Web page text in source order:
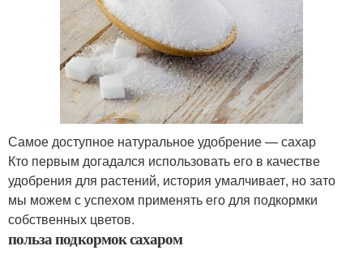
Самое доступное натуральное удобрение — сахар
Кто первым догадался использовать его в качестве
удобрения для растений, история умалчивает, но зато
мы можем с успехом применять его для подкормки
собственных цветов.
польза подкормок сахаром